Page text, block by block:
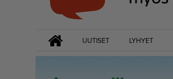
UUTISET LYHYET